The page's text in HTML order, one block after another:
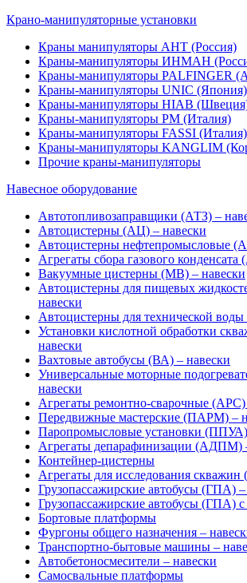
Крано-манипуляторные установки
Краны манипуляторы АНТ (Россия)
Краны-манипуляторы ИНМАН
Краны-манипуляторы PALFINGER
Краны-манипуляторы UNIC (Япония)
Краны-манипуляторы HIAB
Краны-манипуляторы PM (Италия)
Краны-манипуляторы FASSI (Италия)
Краны-манипуляторы KANGLIM
Прочие краны-манипуляторы
Навесное оборудование
Автотопливозаправщики (АТЗ) –
Автоцистерны (АЦ) – навески
Автоцистерны нефтепромысловые
Агрегаты сбора газового
Вакуумные цистерны (МВ) – навески
Автоцистерны для пищевых
навески
Автоцистерны для технической
Установки кислотной обработки
навески
Вахтовые автобусы (ВА) – навески
Универсальные моторные
навески
Агрегаты ремонтно-сварочные (АРС)
Передвижные мастерские (ПАРМ) –
Паропромысловые установки (ППУА)
Агрегаты депарафинизации (АДПМ)
Контейнер-цистерны
Агрегаты для исследования
Грузопассажирские автобусы (ГПА) –
Грузопассажирские автобусы (ГПА)
Бортовые платформы
Фургоны общего назначения –
Транспортно-бытовые машины –
Автобетоносмесители – навески
Самосвальные платформы